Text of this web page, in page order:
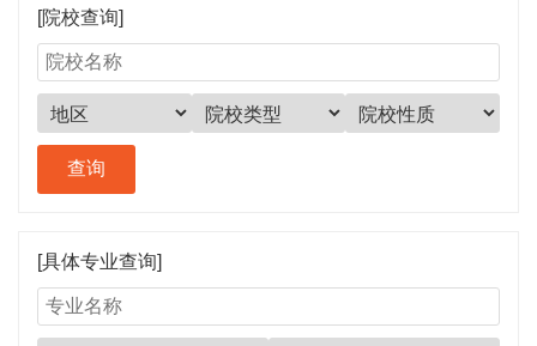
[院校查询]
[具体专业查询]